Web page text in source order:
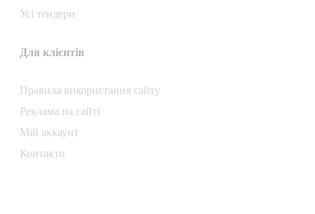
Усі тендери
Для клієнтів
Правила використання сайту
Реклама на сайті
Мій аккаунт
Контакти